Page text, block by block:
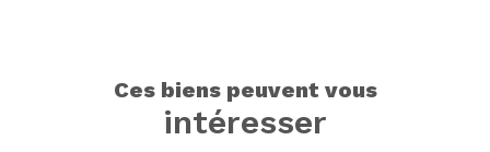
ces biens peuvent vous
intéresser